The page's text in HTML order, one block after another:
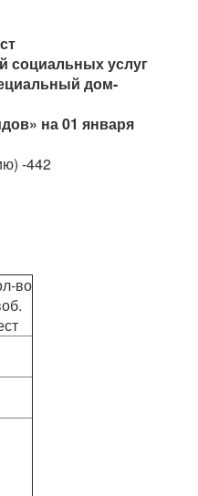
социальных услуг
дом-
на 01 января
-442
во